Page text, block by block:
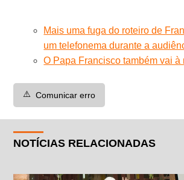
Mais uma fuga do roteiro de
um telefonema durante a
O Papa Francisco também vai à
⚠️ Comunicar erro
NOTÍCIAS RELACIONADAS